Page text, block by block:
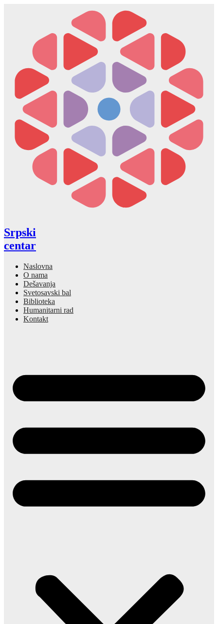
Srpski
centar
Naslovna
O nama
Dešavanja
Svetosavski bal
Biblioteka
Humanitarni rad
Kontakt